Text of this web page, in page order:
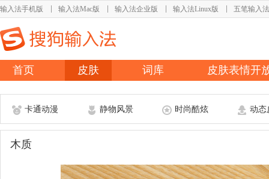
输入法手机版 输入法Mac版 输入法企业版 输入法Linux版 五笔输入法
首页 皮肤 词库 皮肤表情开
卡通动漫 静物风景 时尚酷炫 动态
木质